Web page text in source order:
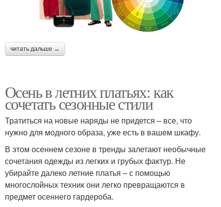
читать дальше →
Осень в летних платьях: как
сочетать сезонные стили
Тратиться на новые наряды не придется – все, что
нужно для модного образа, уже есть в вашем шкафу.
В этом осеннем сезоне в тренды залетают необычные
сочетания одежды из легких и грубых фактур. Не
убирайте далеко летние платья – с помощью
многослойных техник они легко превращаются в
предмет осеннего гардероба.